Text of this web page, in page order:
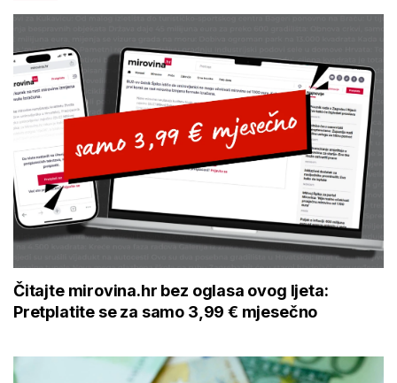
Čitajte mirovina.hr bez oglasa ovog ljeta:
Pretplatite se za samo 3,99 € mjesečno